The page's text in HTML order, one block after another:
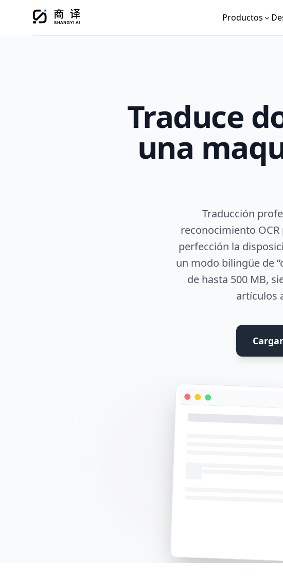
Productos
Traduce
una
Traducción
reconocimiento
perfección la
un modo bilingüe de
de hasta 500 MB,
artículos